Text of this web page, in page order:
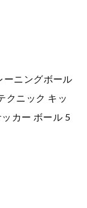
ーニングボール
クニック キッ
カー ボール 5